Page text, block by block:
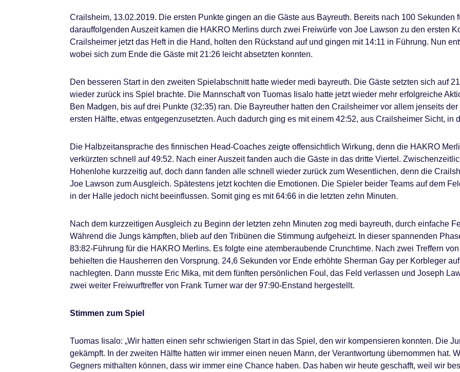
Crailsheim, 13.02.2019. Die ersten Punkte gingen an die Gäste aus Bayreuth. Bereits nach 100 Sekunden
darauffolgenden Auszeit kamen die HAKRO Merlins durch zwei Freiwürfe von Joe Lawson zu den ersten
Crailsheimer jetzt das Heft in die Hand, holten den Rückstand auf und gingen mit 14:11 in Führung. Nun
wobei sich zum Ende die Gäste mit 21:26 leicht absetzten konnten.
Den besseren Start in den zweiten Spielabschnitt hatte wieder medi bayreuth. Die Gäste setzten sich auf
wieder zurück ins Spiel brachte. Die Mannschaft von Tuomas Iisalo hatte jetzt wieder mehr erfolgreiche
Ben Madgen, bis auf drei Punkte (32:35) ran. Die Bayreuther hatten den Crailsheimer vor allem jenseits
ersten Hälfte, etwas entgegenzusetzten. Auch dadurch ging es mit einem 42:52, aus Crailsheimer Sicht, in
Die Halbzeitansprache des finnischen Head-Coaches zeigte offensichtlich Wirkung, denn die HAKRO
verkürzten schnell auf 49:52. Nach einer Auszeit fanden auch die Gäste in das dritte Viertel.
Hohenlohe kurzzeitig auf, doch dann fanden alle schnell wieder zurück zum Wesentlichen, denn die
Joe Lawson zum Ausgleich. Spätestens jetzt kochten die Emotionen. Die Spieler beider Teams auf dem
in der Halle jedoch nicht beeinflussen. Somit ging es mit 64:66 in die letzten zehn Minuten.
Nach dem kurzzeitigen Ausgleich zu Beginn der letzten zehn Minuten zog medi bayreuth, durch einfache
Während die Jungs kämpften, blieb auf den Tribünen die Stimmung aufgeheizt. In dieser spannenden
83:82-Führung für die HAKRO Merlins. Es folgte eine atemberaubende Crunchtime. Nach zwei Treffern
behielten die Hausherren den Vorsprung. 24,6 Sekunden vor Ende erhöhte Sherman Gay per Korbleger
nachlegten. Dann musste Eric Mika, mit dem fünften persönlichen Foul, das Feld verlassen und Joseph
zwei weiter Freiwurftreffer von Frank Turner war der 97:90-Enstand hergestellt.
Stimmen zum Spiel
Tuomas Iisalo: „Wir hatten einen sehr schwierigen Start in das Spiel, den wir kompensieren konnten. Die
gekämpft. In der zweiten Hälfte hatten wir immer einen neuen Mann, der Verantwortung übernommen hat.
Gegners mithalten können, dass wir immer eine Chance haben. Das haben wir heute geschafft, weil wir